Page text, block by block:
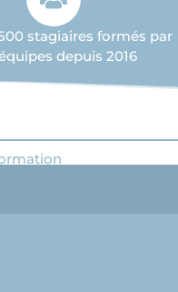
stagiaires formés par
depuis 2016